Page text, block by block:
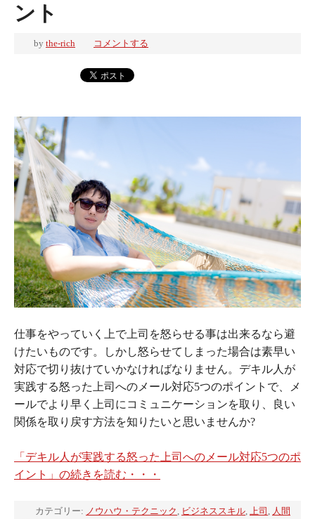
ント
by the-rich コメントする
仕事をやっていく上で上司を怒らせる事は出来るなら避
けたいものです。しかし怒らせてしまった場合は素早い
対応で切り抜けていかなければなりません。デキル人が
実践する怒った上司へのメール対応5つのポイントで、メ
ールでより早く上司にコミュニケーションを取り、良い
関係を取り戻す方法を知りたいと思いませんか?
「デキル人が実践する怒った上司へのメール対応5つのポ
イント」の続きを読む・・・
カテゴリー: ノウハウ・テクニック ビジネススキル 上司
人間